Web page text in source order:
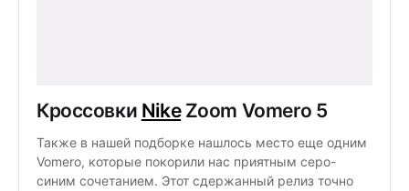
Кроссовки Nike Zoom Vomero 5
Также в нашей подборке нашлось место еще одним
Vomero, которые покорили нас приятным серо-
синим сочетанием. Этот сдержанный релиз точно